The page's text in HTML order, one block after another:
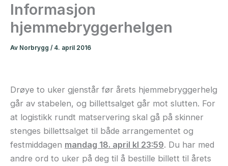
Informasjon
hjemmebryggerhelgen
Av Norbrygg / 4. april 2016
Drøye to uker gjenstår før årets hjemmebryggerhelg
går av stabelen, og billettsalget går mot slutten. For
at logistikk rundt matservering skal gå på skinner
stenges billettsalget til både arrangementet og
festmiddagen mandag 18. april kl 23:59. Du har med
andre ord to uker på deg til å bestille billett til årets